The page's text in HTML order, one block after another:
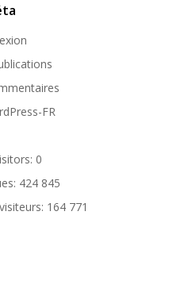
FR
0
424 845
164 771